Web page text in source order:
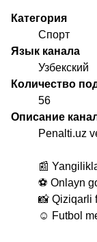
Категория
Спорт
Язык канала
Узбекский
Количество
56
Описание
Penalti.uz
📰
⚽️ Onlayn
📸 Qiziqarli
☺️ Futbol